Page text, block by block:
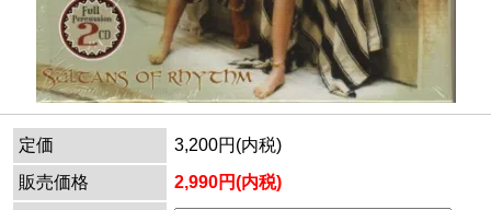
定価
3,200円(内税)
販売価格
2,990円(内税)